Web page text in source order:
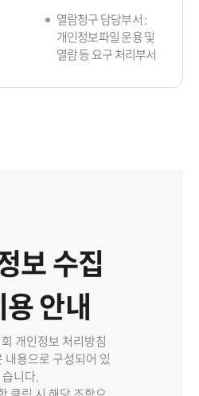
열람청구 담당부서 :
개인정보파일 운용 및
열람 등 요구 처리부서
보 수집
안내
개인정보 처리방침
내용으로 구성되어 있
습니다.